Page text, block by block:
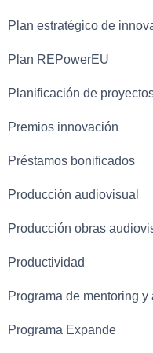
Plan estratégico de
Plan REPowerEU
Planificación de
Premios innovación
Préstamos bonificados
Producción audiovisual
Producción obras
Productividad
Programa de mentoring
Programa Expande